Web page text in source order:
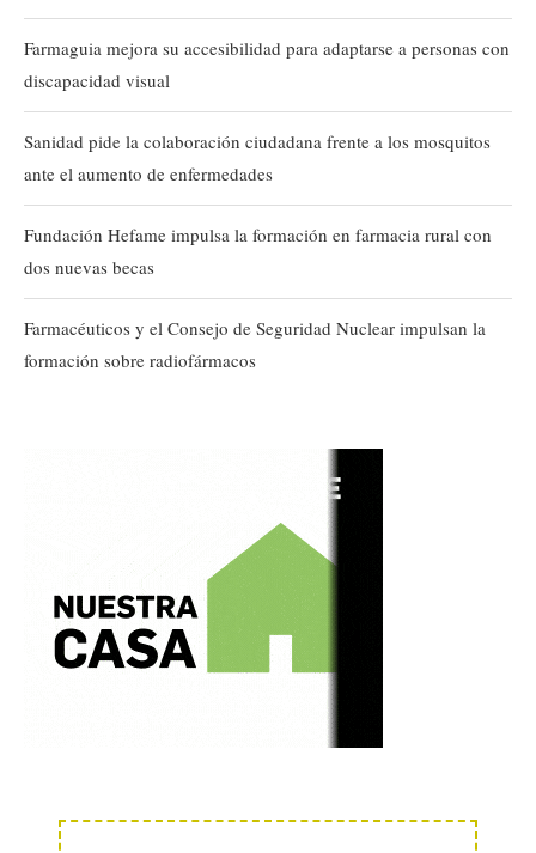
Farmaguia mejora su accesibilidad para adaptarse a personas con
discapacidad visual
Sanidad pide la colaboración ciudadana frente a los mosquitos
ante el aumento de enfermedades
Fundación Hefame impulsa la formación en farmacia rural con
dos nuevas becas
Farmacéuticos y el Consejo de Seguridad Nuclear impulsan la
formación sobre radiofármacos